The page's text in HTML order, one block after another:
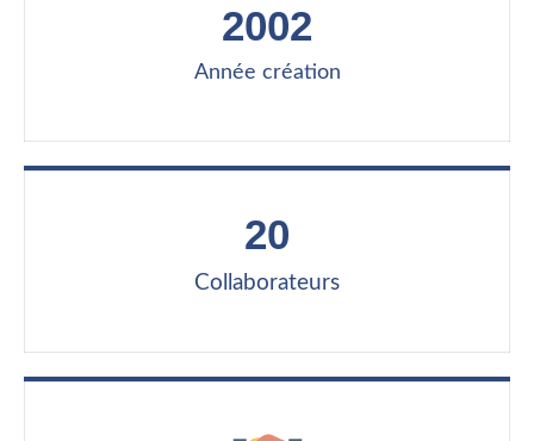
Année création
2002
Collaborateurs
20